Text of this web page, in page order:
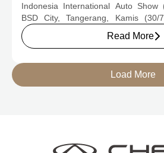
Indonesia International Auto
BSD City, Tangerang, Kamis (30/
tersebut, Menteri Perindustrian
elektrifikasi terbaru Chery, yakni
berteknologi Range-Extended
dirancang untuk mendukung
Read More
Load More